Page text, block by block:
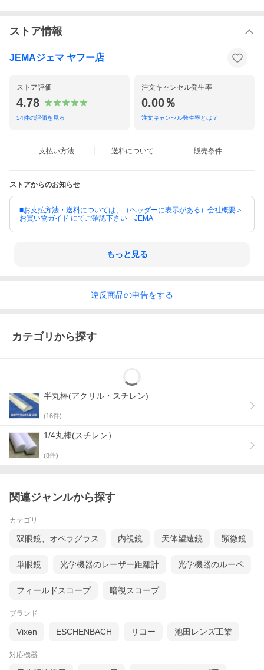
ストア情報
JEMAジェマ ヤフー店
ストア評価
4.78
54件の評価を見る
注文キャンセル発生率
0.00％
注文キャンセル発生率とは？
支払い方法 送料について 販売条件
ストアからのお知らせ
■お支払方法・送料については、（ヘッダーに表示がある）会社概要＞
お買い物ガイド にてご確認下さい JEMA
もっと見る
違反商品の申告をする
カテゴリから探す
半丸棒(アクリル・スチレン)
(16件)
1/4丸棒(スチレン）
(8件)
関連ジャンルから探す
カテゴリ
双眼鏡、オペラグラス 内視鏡 天体望遠鏡 顕微鏡
単眼鏡 光学機器のレーザー距離計 光学機器のルーペ
フィールドスコープ 暗視スコープ
ブランド
Vixen ESCHENBACH リコー 池田レンズ工業
対応機器